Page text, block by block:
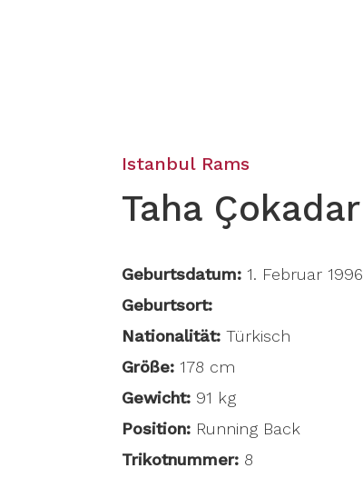
Istanbul Rams
Taha Çokadar
Geburtsdatum: 1. Februar 1996
Geburtsort:
Nationalität: Türkisch
Größe: 178 cm
Gewicht: 91 kg
Position: Running Back
Trikotnummer: 8